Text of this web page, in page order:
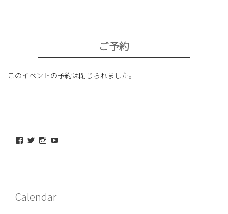
ご予約
このイベントの予約は閉じられました。
maeda_kazuaki@me.com
ィ
ー
maedakazuaki
さ
ィ
ー
maede_kazuaki
ィ
ー
Calendar